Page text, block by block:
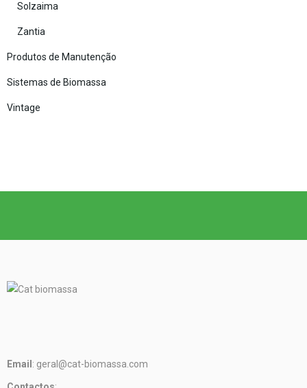
Solzaima
Zantia
Produtos de Manutenção
Sistemas de Biomassa
Vintage
Email : geral@cat-biomassa.com